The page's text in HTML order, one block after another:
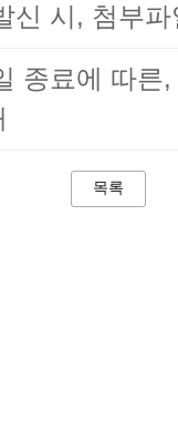
신 시, 첨부
종료에 따른
목록